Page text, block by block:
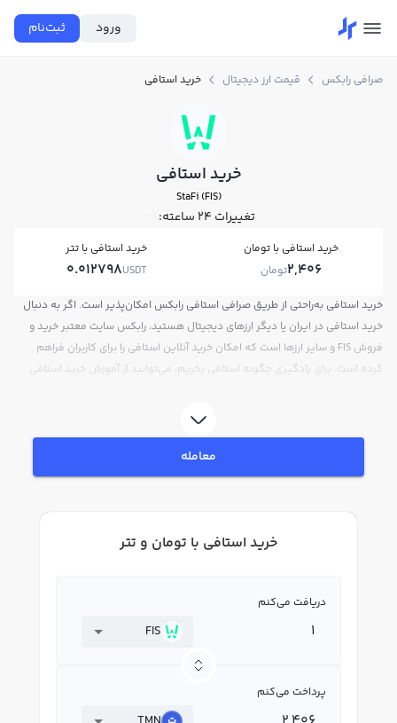
ورود ثبت‌نام
صرافی رابکس قیمت ارز دیجیتال خرید استافی
خرید استافی
StaFi (FIS)
تغییرات ۲۴ ساعته: 0%
خرید استافی با تومان
2,406تومان
خرید استافی با تتر
0.012798USDT
خرید استافی به‌راحتی از طریق صرافی استافی رابکس امکان‌پذیر است. اگر به دنبال
خرید استافی در ایران یا دیگر ارزهای دیجیتال هستید، رابکس سایت معتبر خرید و
فروش FIS و سایر ارزها است که امکان خرید آنلاین استافی را برای کاربران فراهم
کرده است. برای یادگیری چگونه استافی بخریم، می‌توانید از آموزش خرید استافی
در بازار رابکس، قیمت لحظه‌ای، نمودار و امکانات فروش استافی نیز در دسترس شما
قرار دارد تا بتوانید تصمیمات بهتری در معاملات خود بگیرید.
معامله
خرید استافی با تومان و تتر
دریافت می‌کنم
FIS
پرداخت می‌کنم